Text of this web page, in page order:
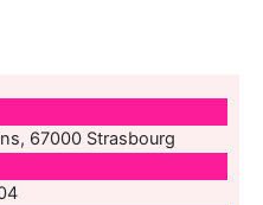
67000 Strasbourg